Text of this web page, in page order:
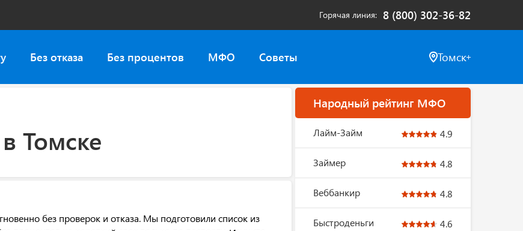
Горячая линия 8 (800) 302-36-82
Без отказа Без процентов МФО Советы Томск
Томске
без проверок и отказа. Мы подготовили список из
Народный рейтинг МФО
Лайм-Займ 4.9
Займер 4.8
Веббанкир 4.8
Быстроденьги 4.6